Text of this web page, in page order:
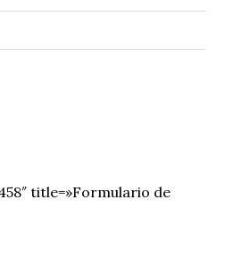
title=»Formulario de